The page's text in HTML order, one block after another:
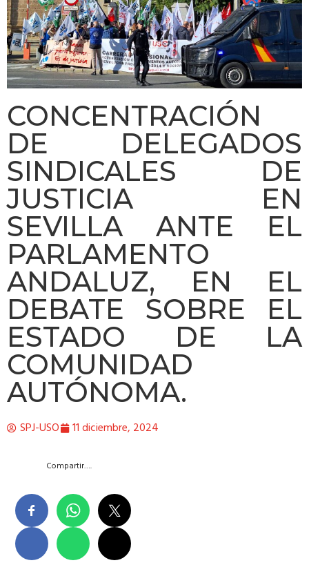
CONCENTRACIÓN
DE DELEGADOS
SINDICALES DE
JUSTICIA EN
SEVILLA ANTE EL
PARLAMENTO
ANDALUZ, EN EL
DEBATE SOBRE EL
ESTADO DE LA
COMUNIDAD
AUTÓNOMA.
SPJ-USO 11 diciembre, 2024
Compartir….